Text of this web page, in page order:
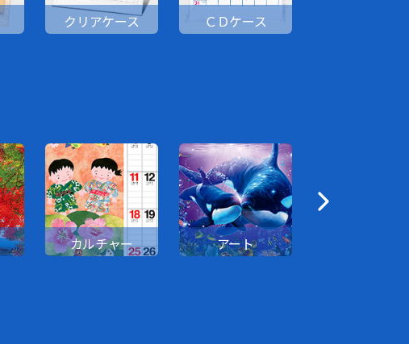
クリアケース ＣＤケース
カルチャー アート